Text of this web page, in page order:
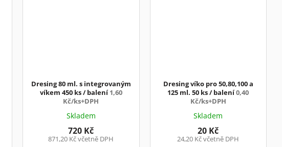
Dresing 80 ml. s integrovaným
víkem 450 ks / balení1,60
Kč/ks+DPH
Skladem
871,20 Kč včetně DPH
720 Kč
Dresing víko pro 50,80,100 a
125 ml. 50 ks / balení0,40
Kč/ks+DPH
Skladem
24,20 Kč včetně DPH
20 Kč